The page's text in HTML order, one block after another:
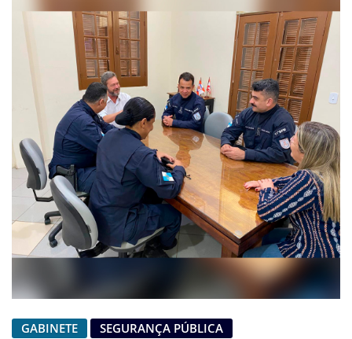
GABINETE SEGURANÇA PÚBLICA